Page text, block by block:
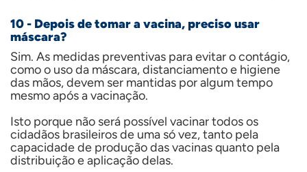
10 - Depois de tomar a vacina, preciso usar
máscara?
Sim. As medidas preventivas para evitar o contágio,
como o uso da máscara, distanciamento e higiene
das mãos, devem ser mantidas por algum tempo
mesmo após a vacinação.
Isto porque não será possível vacinar todos os
cidadãos brasileiros de uma só vez, tanto pela
capacidade de produção das vacinas quanto pela
distribuição e aplicação delas.